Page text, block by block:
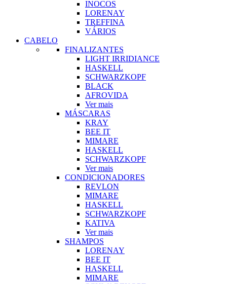
INOCOS
LORENAY
TREFFINA
VÁRIOS
CABELO
FINALIZANTES
LIGHT IRRIDIANCE
HASKELL
SCHWARZKOPF
BLACK
AFROVIDA
Ver mais
MÁSCARAS
KRAY
BEE IT
MIMARE
HASKELL
SCHWARZKOPF
Ver mais
CONDICIONADORES
REVLON
MIMARE
HASKELL
SCHWARZKOPF
KATIVA
Ver mais
SHAMPOS
LORENAY
BEE IT
HASKELL
MIMARE